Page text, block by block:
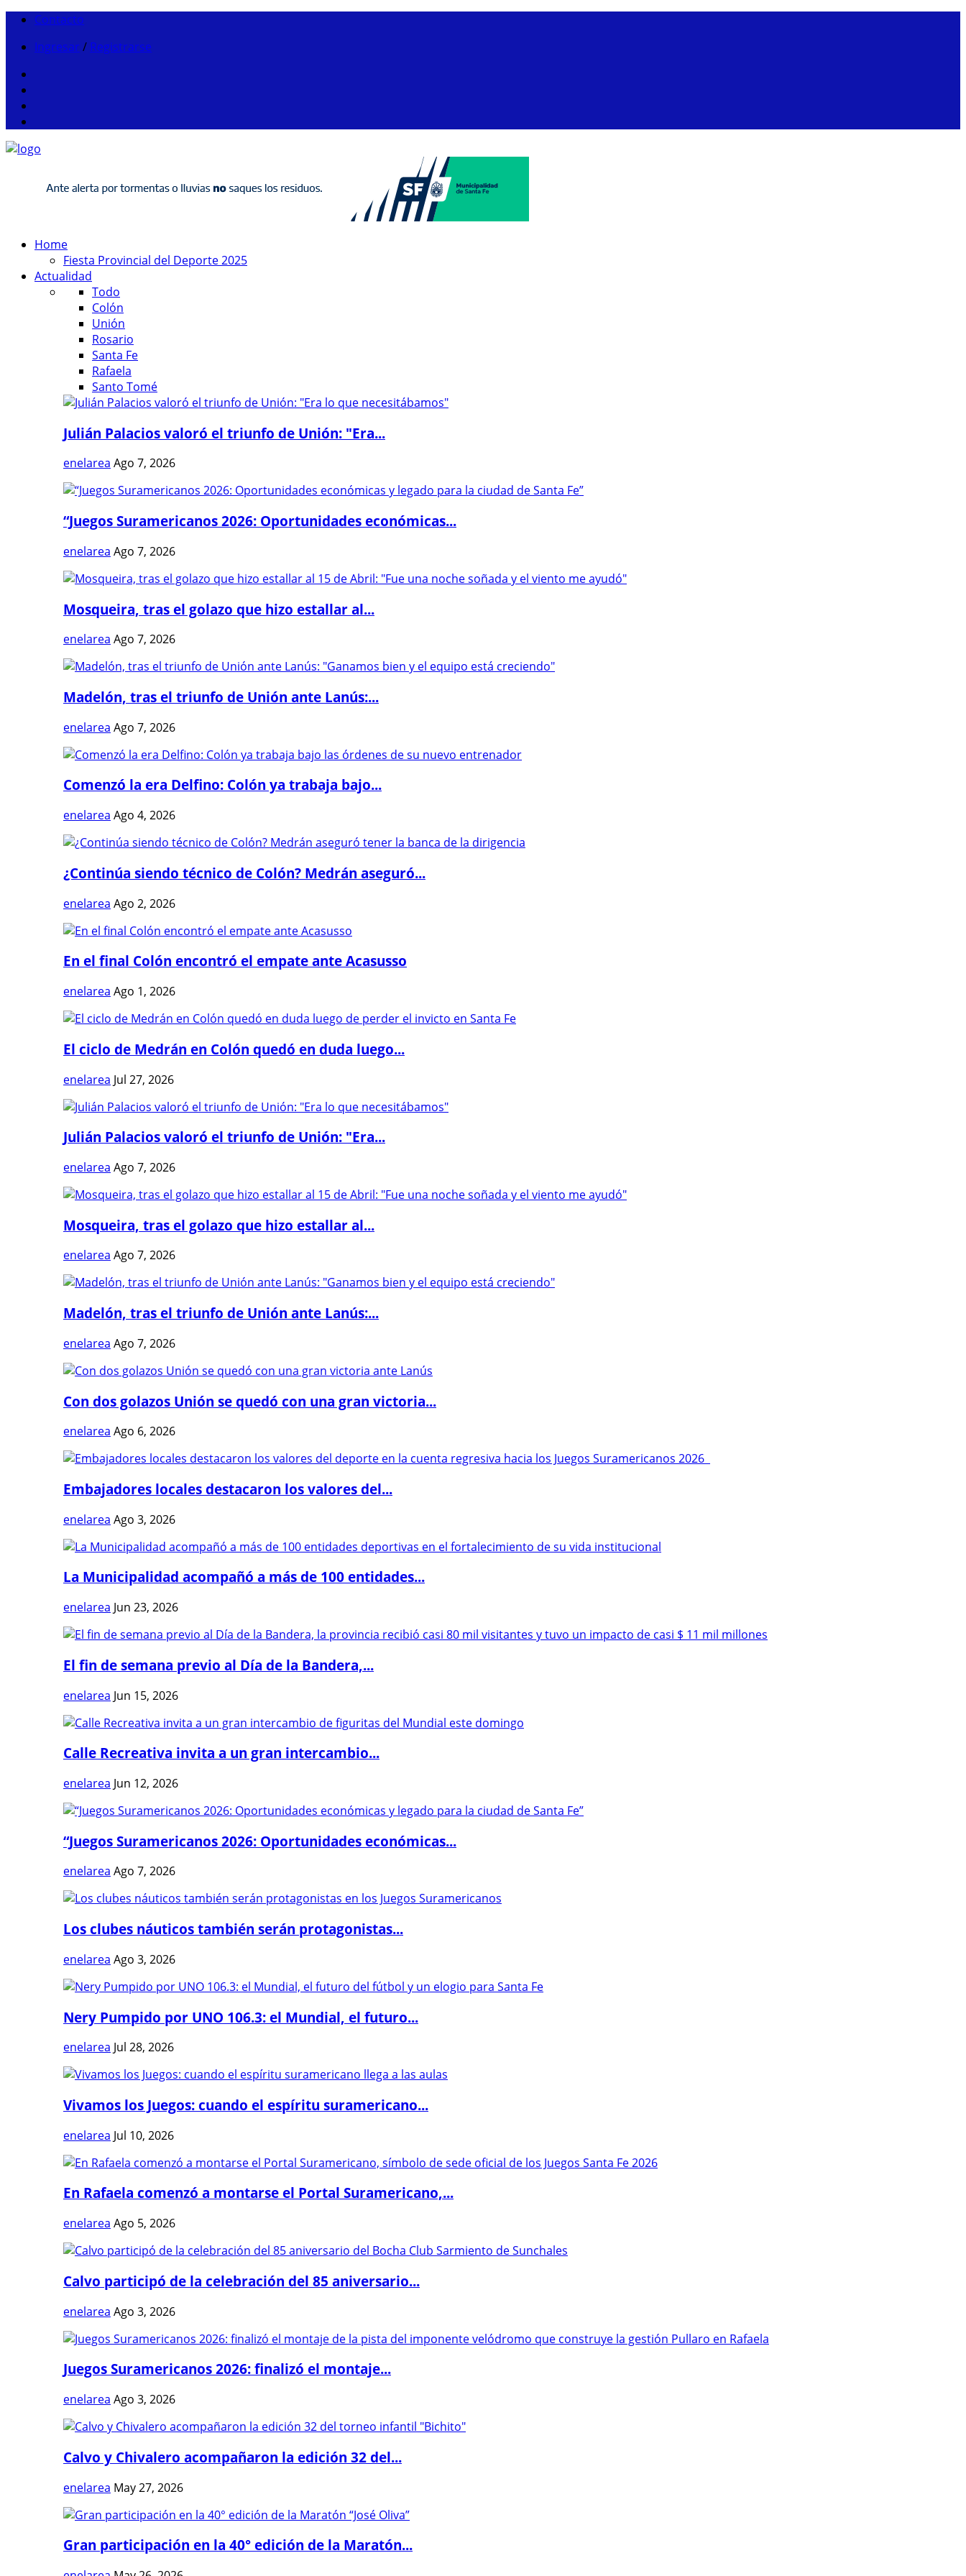
Contacto
Ingresar / Registrarse
Home
Fiesta Provincial del Deporte 2025
Actualidad
Todo
Colón
Unión
Rosario
Santa Fe
Rafaela
Santo Tomé
Julián Palacios valoró el triunfo de Unión: "Era...
enelarea Ago 7, 2026
“Juegos Suramericanos 2026: Oportunidades económicas...
enelarea Ago 7, 2026
Mosqueira, tras el golazo que hizo estallar al...
enelarea Ago 7, 2026
Madelón, tras el triunfo de Unión ante Lanús:...
enelarea Ago 7, 2026
Comenzó la era Delfino: Colón ya trabaja bajo...
enelarea Ago 4, 2026
¿Continúa siendo técnico de Colón? Medrán aseguró...
enelarea Ago 2, 2026
En el final Colón encontró el empate ante Acasusso
enelarea Ago 1, 2026
El ciclo de Medrán en Colón quedó en duda luego...
enelarea Jul 27, 2026
Julián Palacios valoró el triunfo de Unión: "Era...
enelarea Ago 7, 2026
Mosqueira, tras el golazo que hizo estallar al...
enelarea Ago 7, 2026
Madelón, tras el triunfo de Unión ante Lanús:...
enelarea Ago 7, 2026
Con dos golazos Unión se quedó con una gran victoria...
enelarea Ago 6, 2026
Embajadores locales destacaron los valores del...
enelarea Ago 3, 2026
La Municipalidad acompañó a más de 100 entidades...
enelarea Jun 23, 2026
El fin de semana previo al Día de la Bandera,...
enelarea Jun 15, 2026
Calle Recreativa invita a un gran intercambio...
enelarea Jun 12, 2026
“Juegos Suramericanos 2026: Oportunidades económicas...
enelarea Ago 7, 2026
Los clubes náuticos también serán protagonistas...
enelarea Ago 3, 2026
Nery Pumpido por UNO 106.3: el Mundial, el futuro...
enelarea Jul 28, 2026
Vivamos los Juegos: cuando el espíritu suramericano...
enelarea Jul 10, 2026
En Rafaela comenzó a montarse el Portal Suramericano,...
enelarea Ago 5, 2026
Calvo participó de la celebración del 85 aniversario...
enelarea Ago 3, 2026
Juegos Suramericanos 2026: finalizó el montaje...
enelarea Ago 3, 2026
Calvo y Chivalero acompañaron la edición 32 del...
enelarea May 27, 2026
Gran participación en la 40° edición de la Maratón...